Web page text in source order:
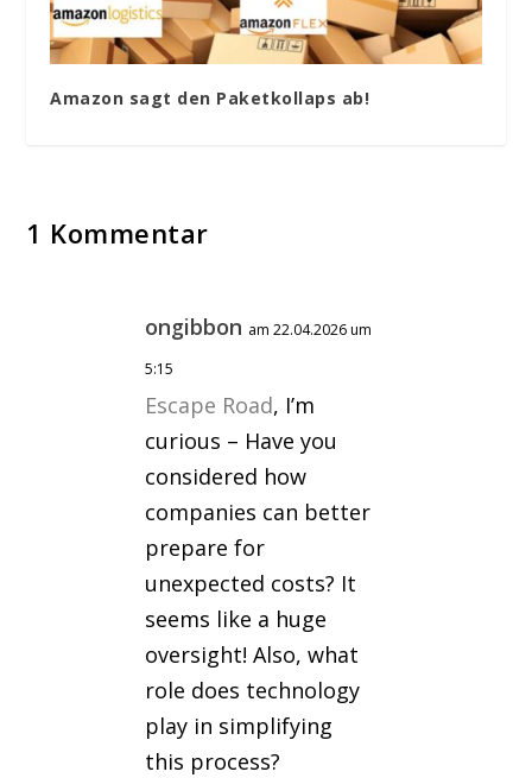
Amazon sagt den Paketkollaps ab!
1 Kommentar
ongibbon am 22.04.2026 um
5:15
Escape Road, I’m
curious – Have you
considered how
companies can better
prepare for
unexpected costs? It
seems like a huge
oversight! Also, what
role does technology
play in simplifying
this process?